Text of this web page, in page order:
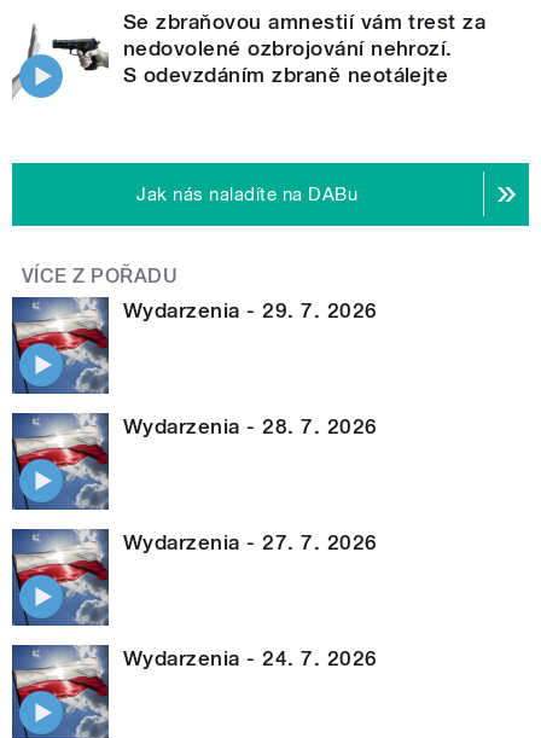
Se zbraňovou amnestií vám trest za
nedovolené ozbrojování nehrozí.
S odevzdáním zbraně neotálejte
Jak nás naladíte na DABu
VÍCE Z POŘADU
Wydarzenia - 29. 7. 2026
Wydarzenia - 28. 7. 2026
Wydarzenia - 27. 7. 2026
Wydarzenia - 24. 7. 2026